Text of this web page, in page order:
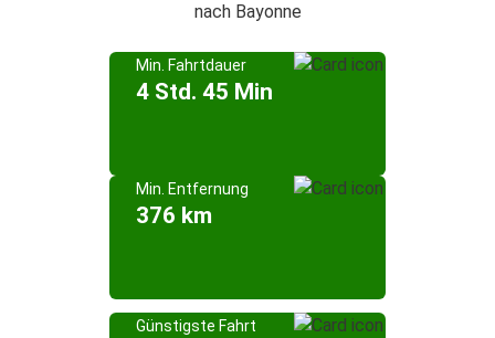
nach Bayonne
Min. Fahrtdauer
4 Std. 45 Min
Min. Entfernung
376 km
Günstigste Fahrt